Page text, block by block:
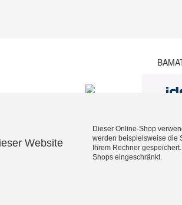
Website
Dieser Online-Shop
werden beispielsweise die
Ihrem Rechner
Shops eingeschränkt.